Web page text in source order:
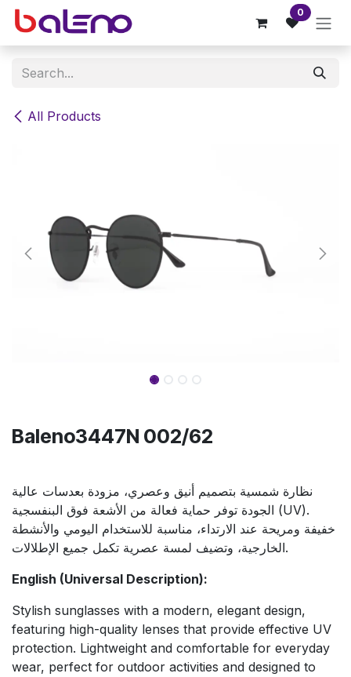
Skip to Content 0
All Products
Baleno3447N 002/62
نظارة شمسية بتصميم أنيق وعصري، مزودة بعدسات عالية
الجودة توفر حماية فعالة من الأشعة فوق البنفسجية (UV).
خفيفة ومريحة عند الارتداء، مناسبة للاستخدام اليومي والأنشطة
الخارجية، وتضيف لمسة عصرية تكمل جميع الإطلالات.
English (Universal Description):
Stylish sunglasses with a modern, elegant design,
featuring high-quality lenses that provide effective UV
protection. Lightweight and comfortable for everyday
wear, perfect for outdoor activities and designed to